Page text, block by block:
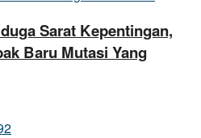
Sarat Kepentingan,
Baru Mutasi Yang